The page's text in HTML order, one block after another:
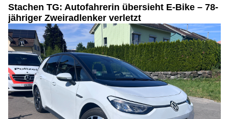
Stachen TG: Autofahrerin übersieht E-Bike – 78-
jähriger Zweiradlenker verletzt